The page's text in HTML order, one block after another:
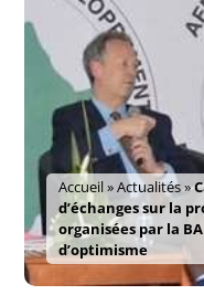
Accueil»Actualités»
d’échanges sur la
organisées par la
d’optimisme